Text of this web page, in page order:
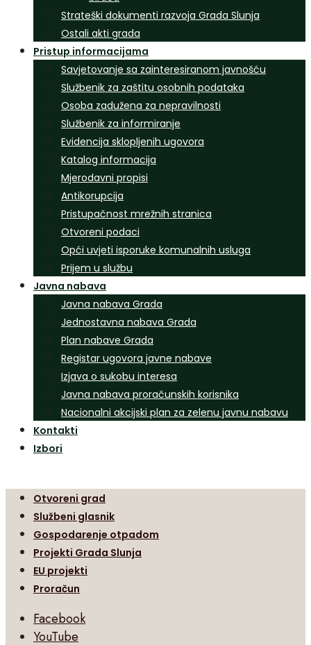
Strateški dokumenti razvoja Grada Slunja
Ostali akti grada
Pristup informacijama
Savjetovanje sa zainteresiranom javnošću
Službenik za zaštitu osobnih podataka
Osoba zadužena za nepravilnosti
Službenik za informiranje
Evidencija sklopljenih ugovora
Katalog informacija
Mjerodavni propisi
Antikorupcija
Pristupačnost mrežnih stranica
Otvoreni podaci
Opći uvjeti isporuke komunalnih usluga
Prijem u službu
Javna nabava
Javna nabava Grada
Jednostavna nabava Grada
Plan nabave Grada
Registar ugovora javne nabave
Izjava o sukobu interesa
Javna nabava proračunskih korisnika
Nacionalni akcijski plan za zelenu javnu nabavu
Kontakti
Izbori
Otvoreni grad
Službeni glasnik
Gospodarenje otpadom
Projekti Grada Slunja
EU projekti
Proračun
Facebook
YouTube